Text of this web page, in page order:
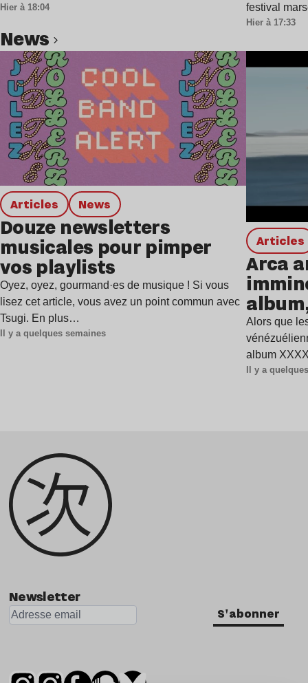
Hier à 18:04
festival
Hier à 17:33
news
Articles news
Douze newsletters
musicales pour pimper
vos playlists
Oyez, oyez, gourmand·es de musique ! Si vous
lisez cet article, vous avez un point commun avec
Tsugi. En plus…
Il y a quelques semaines
Articles
Arca
Alors que
album
Il y a
Lire l’article
Newsletter
S'abonner